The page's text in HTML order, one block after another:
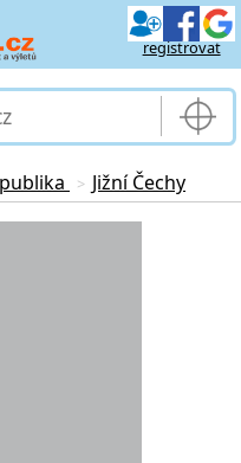
registrovat
> Jižní Čechy